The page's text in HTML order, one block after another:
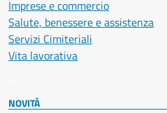
Imprese e commercio
Salute, benessere e assistenza
Servizi Cimiteriali
Vita lavorativa
NOVITÀ